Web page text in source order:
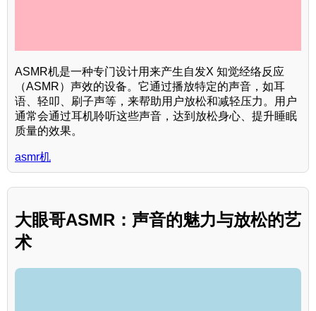
ASMR机是一种专门设计用来产生自发X 知觉经络反应
（ASMR）声效的设备。它通过播放特定的声音，如耳
语、轻叩、刷子声等，来帮助用户放松和减轻压力。用户
通常会通过耳机聆听这些声音，达到放松身心、提升睡眠
质量的效果。
asmr机
大眼哥ASMR：声音的魅力与放松的艺
术